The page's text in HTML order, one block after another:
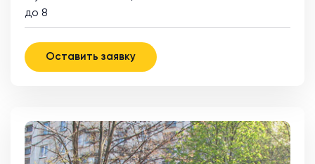
до 8
Оставить заявку